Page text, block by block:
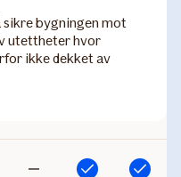
sikre bygningen mot
utettheter hvor
ikke dekket av
Inkludert Inkludert